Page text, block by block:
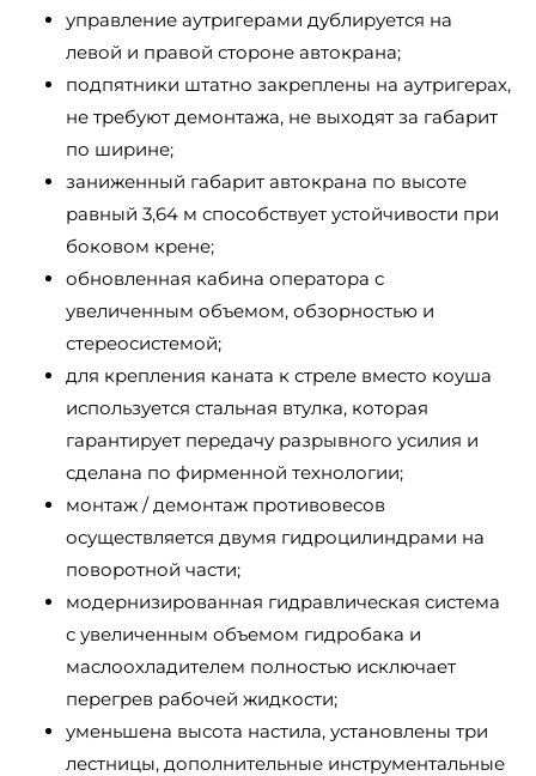
управление аутригерами дублируется на
левой и правой стороне автокрана;
подпятники штатно закреплены на аутригерах,
не требуют демонтажа, не выходят за габарит
по ширине;
заниженный габарит автокрана по высоте
равный 3,64 м способствует устойчивости при
боковом крене;
обновленная кабина оператора с
увеличенным объемом, обзорностью и
стереосистемой;
для крепления каната к стреле вместо коуша
используется стальная втулка, которая
гарантирует передачу разрывного усилия и
сделана по фирменной технологии;
монтаж / демонтаж противовесов
осуществляется двумя гидроцилиндрами на
поворотной части;
модернизированная гидравлическая система
с увеличенным объемом гидробака и
маслоохладителем полностью исключает
перегрев рабочей жидкости;
уменьшена высота настила, установлены три
лестницы, дополнительные инструментальные